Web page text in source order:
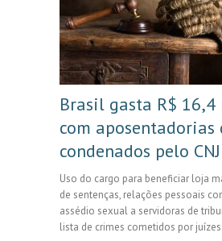
Brasil gasta R$
com aposentadorias
condenados pelo CNJ
Uso do cargo para beneficiar loja
de sentenças, relações pessoais
assédio sexual a servidoras de
lista de crimes cometidos por